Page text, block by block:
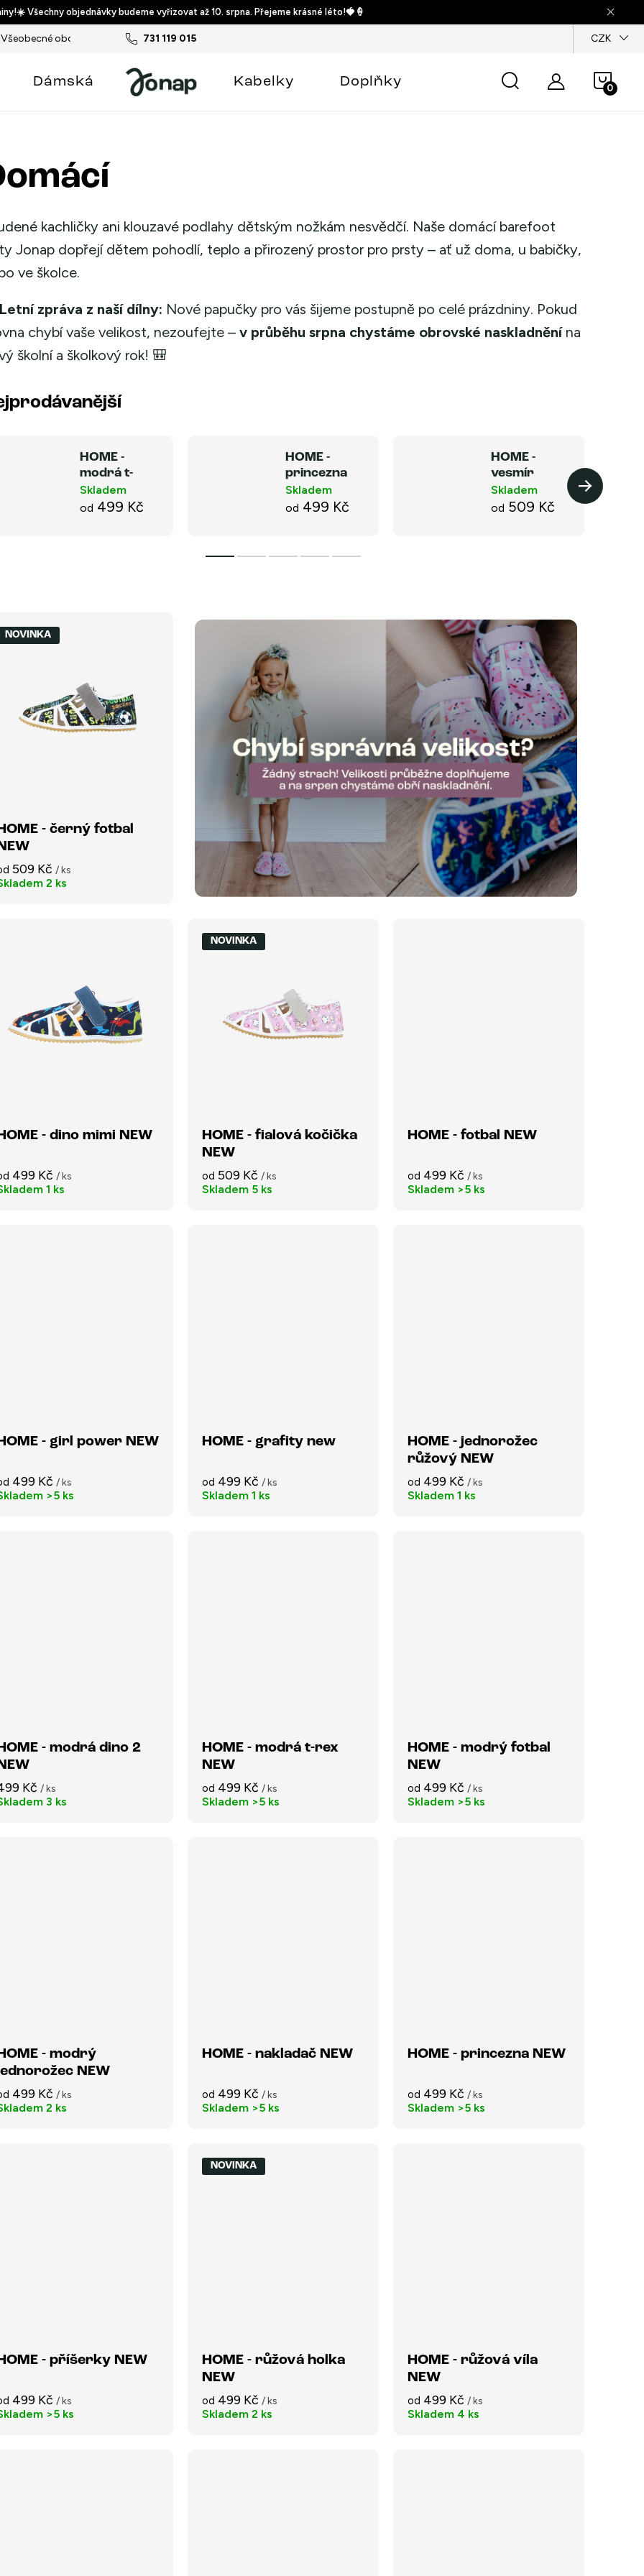
Všechny objednávky budeme vyřizovat až 10. srpna. Přejeme krásné léto!🍓🍦
731 119 015
Všeobecné obchodní podmínky Podmínky ochrany osobních údajů CZK
košík
Dámská Kabelky Doplňky
kachličky ani klouzavé podlahy dětským nožkám nesvědčí. Naše domácí barefoot
Jonap dopřejí dětem pohodlí, teplo a přirozený prostor pro prsty – ať už doma, u babičky,
ve školce.
Letní zpráva z naší dílny: Nové papučky pro vás šijeme postupně po celé prázdniny. Pokud
chybí vaše velikost, nezoufejte – v průběhu srpna chystáme obrovské naskladněnína
školní a školkový rok! 🎒
HOME -
modrá t-
rex NEW
Skladem
od 499 Kč
HOME -
princezna
NEW
Skladem
od 499 Kč
HOME -
vesmír
NEW
Skladem
od 509 Kč
NOVINKA
HOME - černý fotbal
509 Kč/ ks
2 ks
HOME - dino mimi NEW
499 Kč/ ks
1 ks
NOVINKA
HOME - fialová kočička
NEW
od 509 Kč / ks
Skladem 5 ks
HOME - fotbal NEW
od 499 Kč / ks
Skladem >5 ks
HOME - girl power NEW
499 Kč/ ks
>5 ks
HOME - grafity new
od 499 Kč / ks
Skladem 1 ks
HOME - jednorožec
růžový NEW
od 499 Kč / ks
Skladem 1 ks
HOME - modrá dino 2
Kč/ ks
3 ks
HOME - modrá t-rex
NEW
od 499 Kč / ks
Skladem >5 ks
HOME - modrý fotbal
NEW
od 499 Kč / ks
Skladem >5 ks
HOME - modrý
NEW
499 Kč/ ks
2 ks
HOME - nakladač NEW
od 499 Kč / ks
Skladem >5 ks
HOME - princezna NEW
od 499 Kč / ks
Skladem >5 ks
HOME - příšerky NEW
499 Kč/ ks
>5 ks
NOVINKA
HOME - růžová holka
NEW
od 499 Kč / ks
Skladem 2 ks
HOME - růžová víla
NEW
od 499 Kč / ks
Skladem 4 ks